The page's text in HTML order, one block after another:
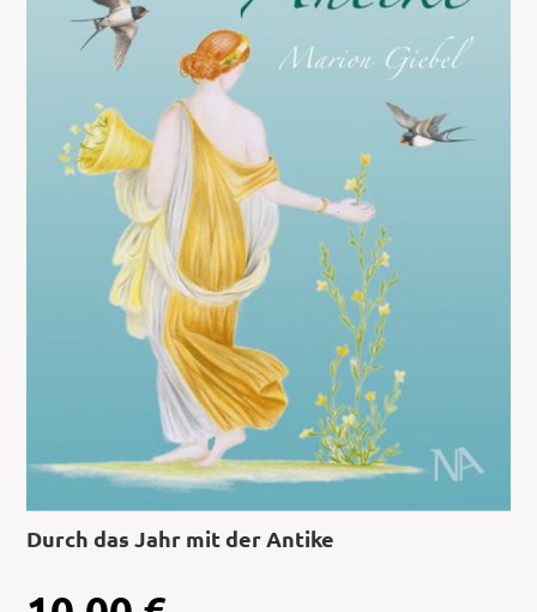
Durch das Jahr mit der Antike